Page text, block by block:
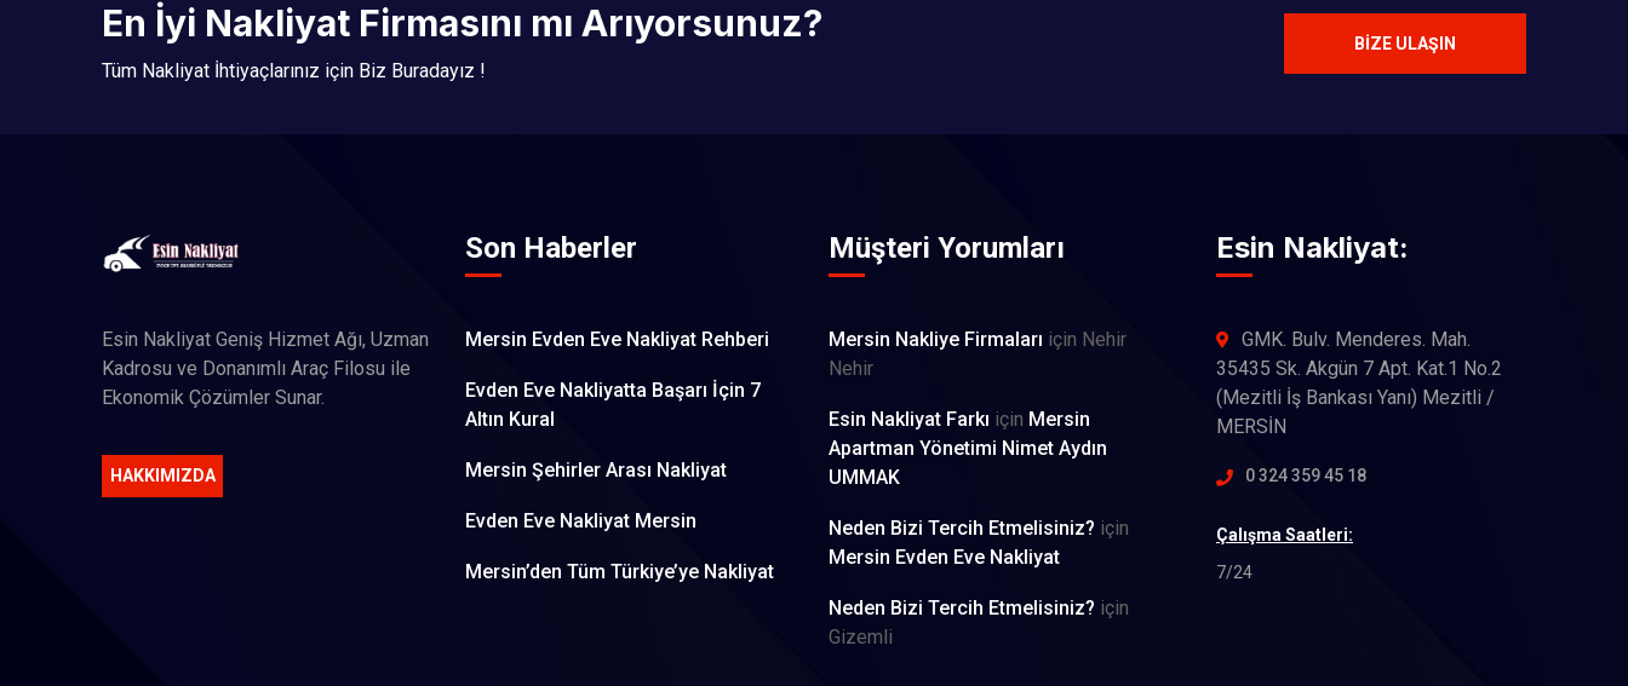
En İyi Nakliyat Firmasını mı Arıyorsunuz?
Tüm Nakliyat İhtiyaçlarınız için Biz Buradayız !
BIZE ULAŞIN
Esin Nakliyat Geniş Hizmet Ağı, Uzman
Kadrosu ve Donanımlı Araç Filosu ile
Ekonomik Çözümler Sunar.
HAKKIMIZDA
Son Haberler
Mersin Evden Eve Nakliyat Rehberi
Evden Eve Nakliyatta Başarı İçin 7
Altın Kural
Mersin Şehirler Arası Nakliyat
Evden Eve Nakliyat Mersin
Mersin’den Tüm Türkiye’ye Nakliyat
Müşteri Yorumları
Mersin Nakliye Firmaları için Nehir
Nehir
Esin Nakliyat Farkı için Mersin
Apartman Yönetimi Nimet Aydın
UMMAK
Neden Bizi Tercih Etmelisiniz? için
Mersin Evden Eve Nakliyat
Neden Bizi Tercih Etmelisiniz? için
Gizemli
Esin Nakliyat:
GMK. Bulv. Menderes. Mah.
35435 Sk. Akgün 7 Apt. Kat.1 No.2
(Mezitli İş Bankası Yanı) Mezitli /
MERSİN
0 324 359 45 18
Çalışma Saatleri:
7/24